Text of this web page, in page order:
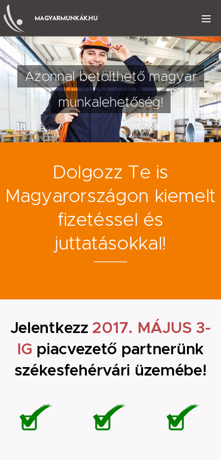
MAGYARMUNKÁK.HU
Azonnal betölthető magyar
munkalehetőség!
Dolgozz Te is
Magyarországon kiemelt
fizetéssel és
juttatásokkal!
Jelentkezz 2017. MÁJUS 3-
IG piacvezető partnerünk
székesfehérvári üzemébe!